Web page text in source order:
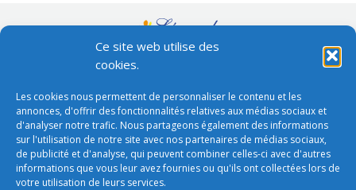
Ce site web utilise des
cookies.
Les cookies nous permettent de personnaliser le contenu et les
annonces, d'offrir des fonctionnalités relatives aux médias sociaux et
d'analyser notre trafic. Nous partageons également des informations
sur l'utilisation de notre site avec nos partenaires de médias sociaux,
de publicité et d'analyse, qui peuvent combiner celles-ci avec d'autres
informations que vous leur avez fournies ou qu'ils ont collectées lors de
votre utilisation de leurs services.
Conditions générales de vente